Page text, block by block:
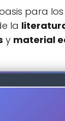
para
la
y material